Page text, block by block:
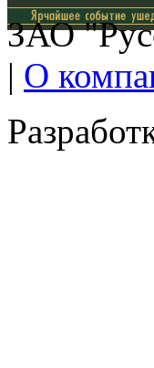
ЗАО
| О